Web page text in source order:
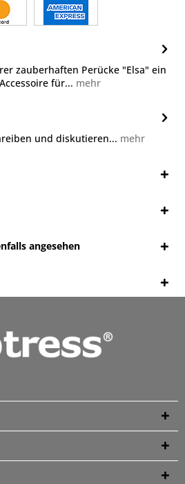
zauberhaften Perücke "Elsa" ein
für... mehr
und diskutieren... mehr
angesehen